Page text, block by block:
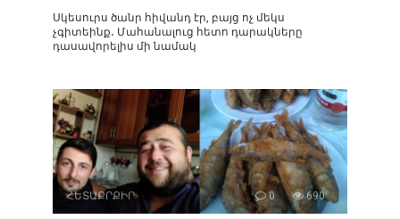
Սկեսուրս ծանր հիվանդ էր, բայց ոչ մեկս
չգիտեինք․ Մահանալուց հետո դարակները
դասավորելիս մի նամակ
ՀԵՏԱՔՐՔԻՐ 0 690